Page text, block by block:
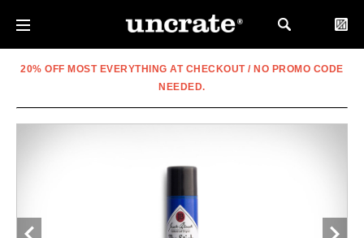
20% OFF MOST EVERYTHING AT CHECKOUT / NO PROMO CODE
NEEDED.